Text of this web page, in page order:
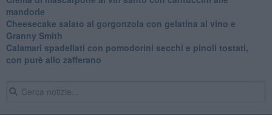
mandorle
Cheesecake salato al gorgonzola con gelatina al vino e
Granny Smith
Calamari spadellati con pomodorini secchi e pinoli tostati,
con purè allo zafferano